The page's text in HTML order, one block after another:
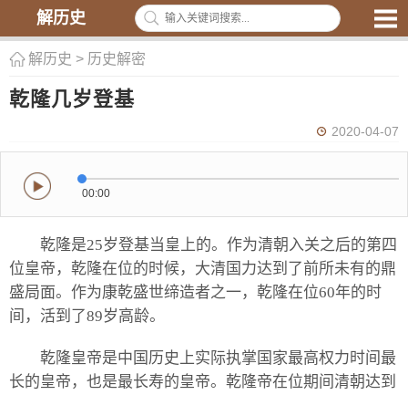
解历史
解历史 > 历史解密
乾隆几岁登基
2020-04-07
00:00
乾隆是25岁登基当皇上的。作为清朝入关之后的第四
位皇帝，乾隆在位的时候，大清国力达到了前所未有的鼎
盛局面。作为康乾盛世缔造者之一，乾隆在位60年的时
间，活到了89岁高龄。
乾隆皇帝是中国历史上实际执掌国家最高权力时间最
长的皇帝，也是最长寿的皇帝。乾隆帝在位期间清朝达到